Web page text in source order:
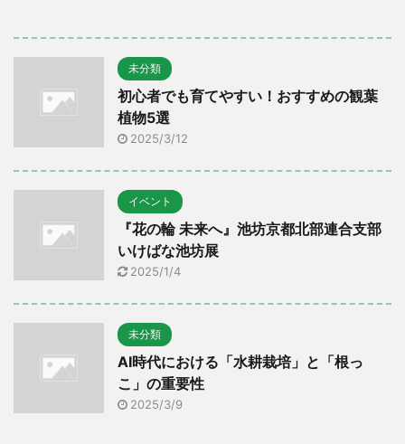
未分類
初心者でも育てやすい！おすすめの観葉
植物5選
2025/3/12
イベント
『花の輪 未来へ』池坊京都北部連合支部
いけばな池坊展
2025/1/4
未分類
AI時代における「水耕栽培」と「根っ
こ」の重要性
2025/3/9